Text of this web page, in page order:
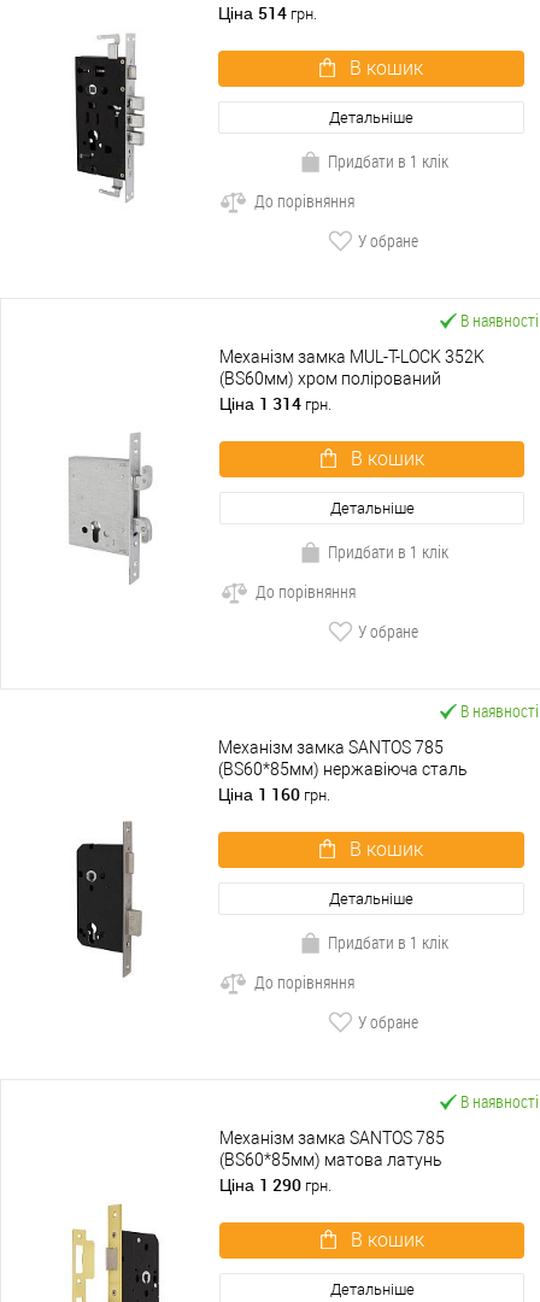
Ціна 514 грн.
В кошик
Детальніше
Придбати в 1 клік
До порівняння
У обране
В наявності
Механізм замка MUL-T-LOCK 352K
(BS60мм) хром полірований
Ціна 1 314 грн.
В кошик
Детальніше
Придбати в 1 клік
До порівняння
У обране
В наявності
Механізм замка SANTOS 785
(BS60*85мм) нержавіюча сталь
Ціна 1 160 грн.
В кошик
Детальніше
Придбати в 1 клік
До порівняння
У обране
В наявності
Механізм замка SANTOS 785
(BS60*85мм) матова латунь
Ціна 1 290 грн.
В кошик
Детальніше